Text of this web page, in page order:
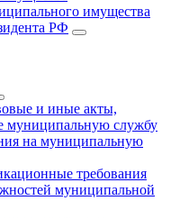
имущества
РФ
и иные акты,
муниципальную службу
на муниципальную
требования
муниципальной